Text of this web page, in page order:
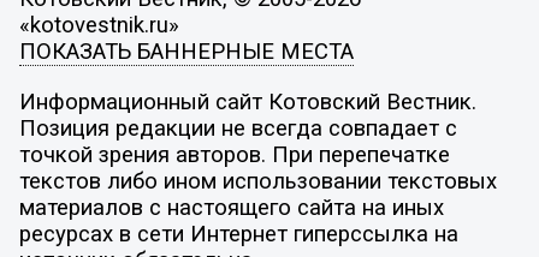
«kotovestnik.ru»
ПОКАЗАТЬ БАННЕРНЫЕ МЕСТА
Информационный сайт Котовский Вестник.
Позиция редакции не всегда совпадает с
точкой зрения авторов. При перепечатке
текстов либо ином использовании текстовых
материалов с настоящего сайта на иных
ресурсах в сети Интернет гиперссылка на